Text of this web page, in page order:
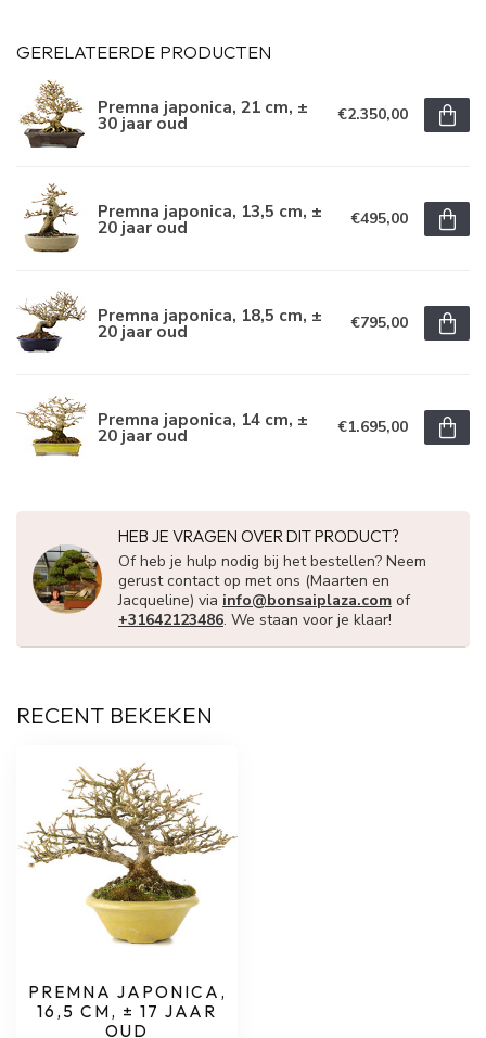
GERELATEERDE PRODUCTEN
Premna japonica, 21 cm, ±
30 jaar oud €2.350,00
Premna japonica, 13,5 cm, ±
20 jaar oud €495,00
Premna japonica, 18,5 cm, ±
20 jaar oud €795,00
Premna japonica, 14 cm, ±
20 jaar oud €1.695,00
HEB JE VRAGEN OVER DIT PRODUCT?
Of heb je hulp nodig bij het bestellen? Neem
gerust contact op met ons (Maarten en
Jacqueline) via info@bonsaiplaza.com of
+31642123486. We staan voor je klaar!
RECENT BEKEKEN
PREMNA JAPONICA,
16,5 CM, ± 17 JAAR
OUD